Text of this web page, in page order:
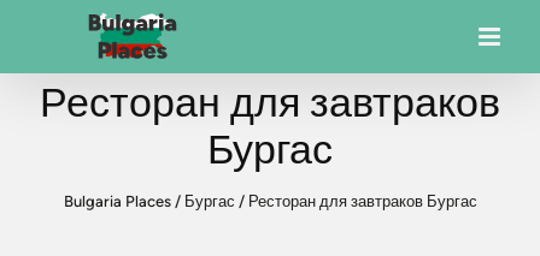
Ресторан для завтраков
Бургас
Bulgaria Places/ Бургас / Ресторан для завтраков Бургас